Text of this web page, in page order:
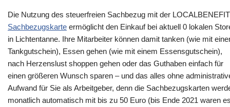
Die Nutzung des steuerfreien Sachbezug mit der
Sachbezugskarte ermöglicht den Einkauf bei aktuell 0 lokalen
in Lichtentanne. Ihre Mitarbeiter können damit tanken (wie mit
Tankgutschein), Essen gehen (wie mit einem Essensgutschein),
nach Herzenslust shoppen gehen oder das Guthaben einfach für
einen größeren Wunsch sparen – und das alles ohne
Aufwand für Sie als Arbeitgeber, denn die Sachbezugskarten
monatlich automatisch mit bis zu 50 Euro (bis Ende 2021 waren